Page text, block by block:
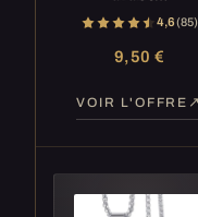
4,6(85)
9,50 €
VOIR L'OFFRE